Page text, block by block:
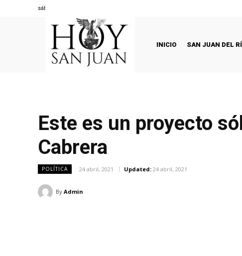
sábado, agosto 8, 2026
INICIO SAN JUAN DEL
Este es un proyecto
Cabrera
POLÍTICA 24 abril, 2021 Updated: 24 abril, 2021
By Admin